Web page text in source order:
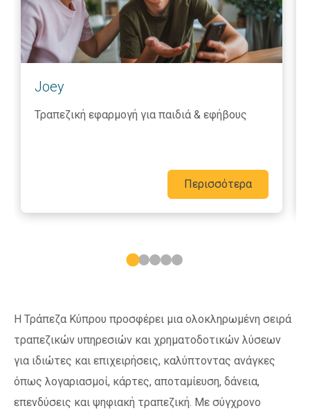
Joey
Τραπεζική εφαρμογή για παιδιά & εφήβους
Περισσότερα
Η Τράπεζα Κύπρου προσφέρει μια ολοκληρωμένη σειρά
τραπεζικών υπηρεσιών και χρηματοδοτικών λύσεων
για ιδιώτες και επιχειρήσεις, καλύπτοντας ανάγκες
όπως λογαριασμοί, κάρτες, αποταμίευση, δάνεια,
επενδύσεις και ψηφιακή τραπεζική. Με σύγχρονο